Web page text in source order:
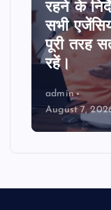
रहने के
सभी
पूरी तरह
रहें।
admin
August 7,